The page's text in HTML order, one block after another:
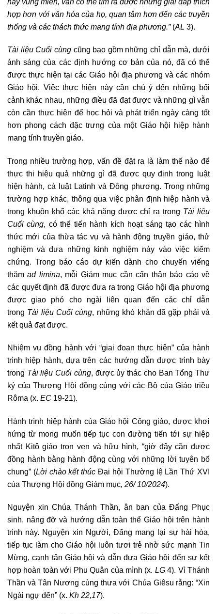
hợp hơn với văn hóa của họ, quan tâm hơn đến các truyền
thống và các thách thức mang tính địa phương.”(AL 3).
Tài liệu Cuối cùngcũng bao gồm những chỉ dẫn mà, dưới
ánh sáng của các định hướng cơ bản của nó, đã có thể
được thực hiện tại các Giáo hội địa phương và các nhóm
Giáo hội. Việc thực hiện này cần chú ý đến những bối
cảnh khác nhau, những điều đã đạt được và những gì vẫn
còn cần thực hiện để học hỏi và phát triển ngày càng tốt
hơn phong cách đặc trưng của một Giáo hội hiệp hành
mang tính truyền giáo.
Trong nhiều trường hợp, vấn đề đặt ra là làm thế nào để
thực thi hiệu quả những gì đã được quy định trong luật
hiện hành, cả luật Latinh và Đông phương. Trong những
trường hợp khác, thông qua việc phân định hiệp hành và
trong khuôn khổ các khả năng được chỉ ra trong Tài liệu
Cuối cùng, có thể tiến hành kích hoạt sáng tạo các hình
thức mới của thừa tác vụ và hành động truyền giáo, thử
nghiệm và đưa những kinh nghiệm này vào việc kiểm
chứng. Trong báo cáo dự kiến dành cho chuyến viếng
thămad limina, mỗi Giám mục cần cẩn thận báo cáo về
các quyết định đã được đưa ra trong Giáo hội địa phương
được giao phó cho ngài liên quan đến các chỉ dẫn
trong Tài liệu Cuối cùng, những khó khăn đã gặp phải và
kết quả đạt được.
Nhiệm vụ đồng hành với “giai đoạn thực hiện” của hành
trình hiệp hành, dựa trên các hướng dẫn được trình bày
trong Tài liệu Cuối cùng, được ủy thác cho Ban Tổng Thư
ký của Thượng Hội đồng cùng với các Bộ của Giáo triều
Rôma (x. EC 19-21).
Hành trình hiệp hành của Giáo hội Công giáo, được khơi
hứng từ mong muốn tiếp tục con đường tiến tới sự hiệp
nhất Kitô giáo trọn vẹn và hữu hình, “giờ đây cần được
đồng hành bằng hành động cùng với những lời tuyên bố
chung” (Lời chào kết thúcĐại hội Thường lệ Lần Thứ XVI
của Thượng Hội đồng Giám mục , 26/ 10/2024).
Nguyện xin Chúa Thánh Thần, ân ban của Đấng Phục
sinh, nâng đỡ và hướng dẫn toàn thể Giáo hội trên hành
trình này. Nguyện xin Người, Đấng mang lại sự hài hòa,
tiếp tục làm cho Giáo hội luôn tươi trẻ nhờ sức mạnh Tin
Mừng, canh tân Giáo hội và dẫn đưa Giáo hội đến sự kết
hợp hoàn toàn với Phu Quân của mình (x. LG4). Vì Thánh
Thần và Tân Nương cùng thưa với Chúa Giêsu rằng: “Xin
Ngài ngự đến” (x. Kh 22,17).